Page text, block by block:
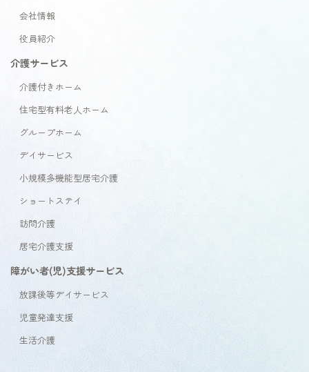
会社情報
役員紹介
介護サービス
介護付きホーム
住宅型有料老人ホーム
グループホーム
デイサービス
小規模多機能型居宅介護
ショートステイ
訪問介護
居宅介護支援
障がい者(児)支援サービス
放課後等デイサービス
児童発達支援
生活介護